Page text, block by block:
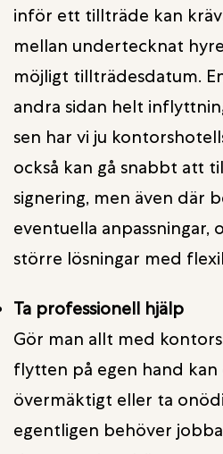
inför ett tillträde kan
mellan undertecknat
möjligt tillträdesdatum.
andra sidan helt
sen har vi ju
också kan gå snabbt att
signering, men även där
eventuella anpassningar,
större lösningar med
Ta professionell hjälp
Gör man allt med
flytten på egen hand
övermäktigt eller ta
egentligen behöver